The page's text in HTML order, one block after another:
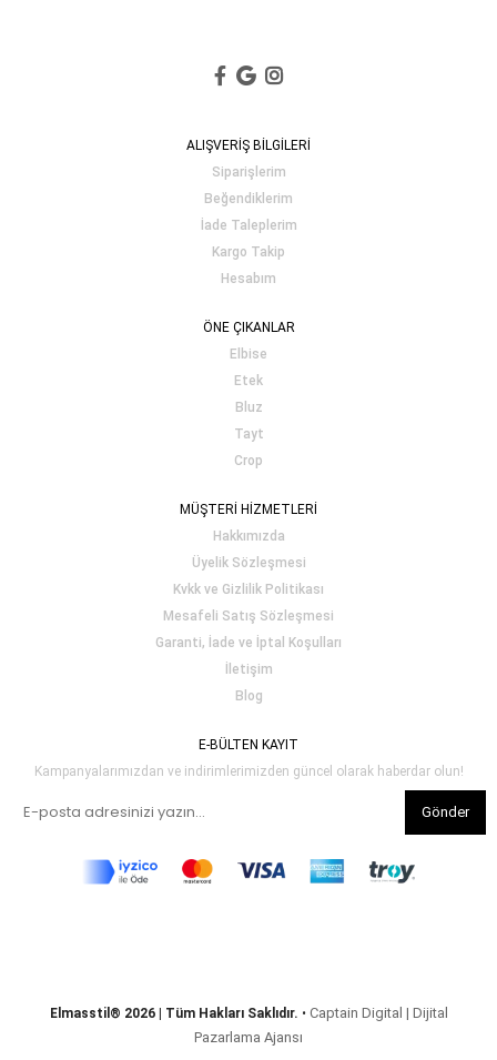
ALIŞVERİŞ BİLGİLERİ
Siparişlerim
Beğendiklerim
İade Taleplerim
Kargo Takip
Hesabım
ÖNE ÇIKANLAR
Elbise
Etek
Bluz
Tayt
Crop
MÜŞTERİ HİZMETLERİ
Hakkımızda
Üyelik Sözleşmesi
Kvkk ve Gizlilik Politikası
Mesafeli Satış Sözleşmesi
Garanti, İade ve İptal Koşulları
İletişim
Blog
E-BÜLTEN KAYIT
Kampanyalarımızdan ve indirimlerimizden güncel olarak haberdar olun!
Gönder
Elmasstil® 2026 | Tüm Hakları Saklıdır. • Captain Digital | Dijital
Pazarlama Ajansı